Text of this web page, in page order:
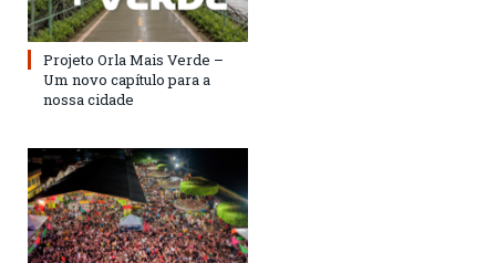
Projeto Orla Mais Verde –
Um novo capítulo para a
nossa cidade